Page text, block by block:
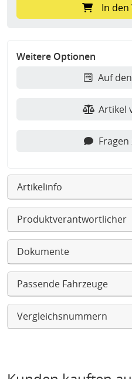
In
Weitere Optionen
Auf
Artikel
Artikelinfo
Produktverantwortlicher
Dokumente
Passende Fahrzeuge
Vergleichsnummern